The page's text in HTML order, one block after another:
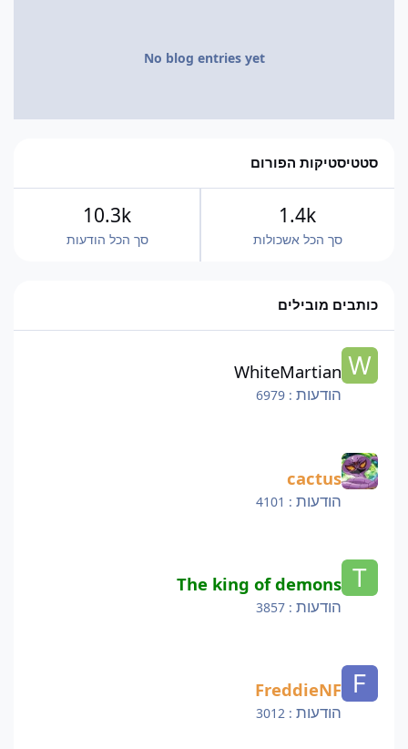
No blog entries yet
סטטיסטיקות הפורום
סך הכל אשכולות
1.4k
סך הכל הודעות
10.3k
כותבים מובילים
WhiteMartian
הודעות : 6979
cactus
הודעות : 4101
The king of demons
הודעות : 3857
FreddieNF
הודעות : 3012